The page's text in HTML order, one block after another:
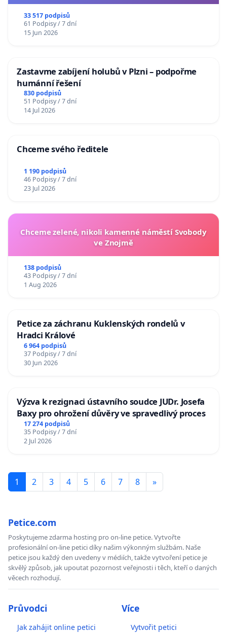
33 517 podpisů
61 Podpisy / 7 dní
15 Jun 2026
Zastavme zabíjení holubů v Plzni – podpořme
humánní řešení
830 podpisů
51 Podpisy / 7 dní
14 Jul 2026
Chceme svého ředitele
1 190 podpisů
46 Podpisy / 7 dní
23 Jul 2026
Chceme zelené, nikoli kamenné náměstí Svobody
ve Znojmě
138 podpisů
43 Podpisy / 7 dní
1 Aug 2026
Petice za záchranu Kuklenských rondelů v
Hradci Králové
6 964 podpisů
37 Podpisy / 7 dní
30 Jun 2026
Výzva k rezignaci ústavního soudce JUDr. Josefa
Baxy pro ohrožení důvěry ve spravedlivý proces
17 274 podpisů
35 Podpisy / 7 dní
2 Jul 2026
1 2 3 4 5 6 7 8 »
Petice.com
Poskytujeme zdarma hosting pro on-line petice. Vytvořte
profesionální on-line petici díky našim výkonným službám. Naše
petice jsou každý den uvedeny v médiích, takže vytvoření petice je
skvělý způsob, jak upoutat pozornost veřejnosti i těch, kteří o daných
věcech rozhodují.
Průvodci
Jak zahájit online petici
Více
Vytvořit petici